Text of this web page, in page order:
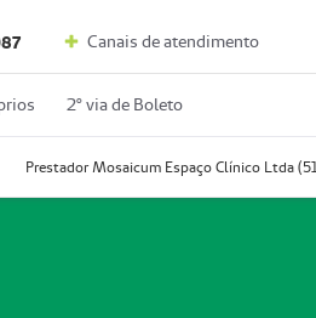
Canais de atendimento
2º via de Boleto